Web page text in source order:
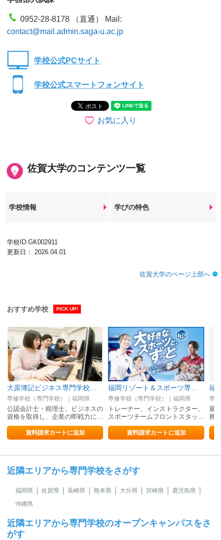
0952-28-8178 （直通） Mail:
contact@mail.admin.saga-u.ac.jp
学校公式PCサイト
学校公式スマートフォンサイト
お気に入り
佐賀大学のコンテンツ一覧
学校情報 学びの特色
学校ID.GK002911
更新日： 2026.04.01
佐賀大学のページ上部へ
おすすめ学校 PICK UP!
大原簿記ビジネス専門学校福岡校
専修学校（専門学校）｜福岡県
公認会計士・税理士、ビジネスの
資格を取得し、企業の即戦力に…
資料請求カートに追加
福岡リゾート＆スポーツ専門学校
専修学校（専門学校）｜福岡県
トレーナー、インストラクター、
スポーツチームフロントスタッ…
資料請求カートに追加
福
専
最
務
近隣エリアから専門学校をさがす
福岡県 佐賀県 長崎県 熊本県 大分県 宮崎県
鹿児島県
沖縄県
近隣エリアから専門学校のオープンキャンパスをさ
がす